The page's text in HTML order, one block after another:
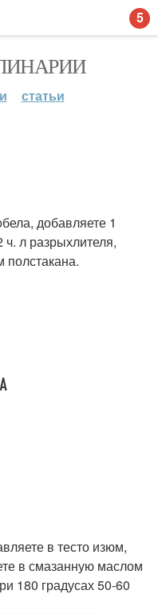
статьи
добавляете 1
ч. л разрыхлителя,
полстакана.
в тесто изюм,
в смазанную маслом
180 градусах 50-60
5